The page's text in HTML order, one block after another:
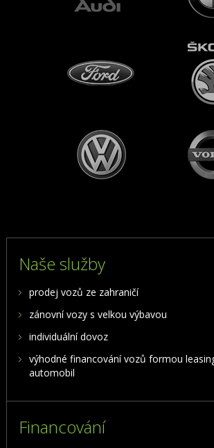
Naše služby
prodej vozů ze zahraničí
zánovní vozy s velkou výbavou
individuální dovoz
výhodné financování vozů formou
automobil
Financování